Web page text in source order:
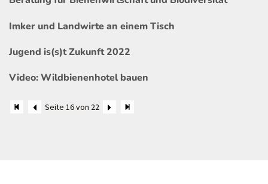
Imker und Landwirte an einem Tisch
Jugend is(s)t Zukunft 2022
Video: Wildbienenhotel bauen
Seite 16 von 22